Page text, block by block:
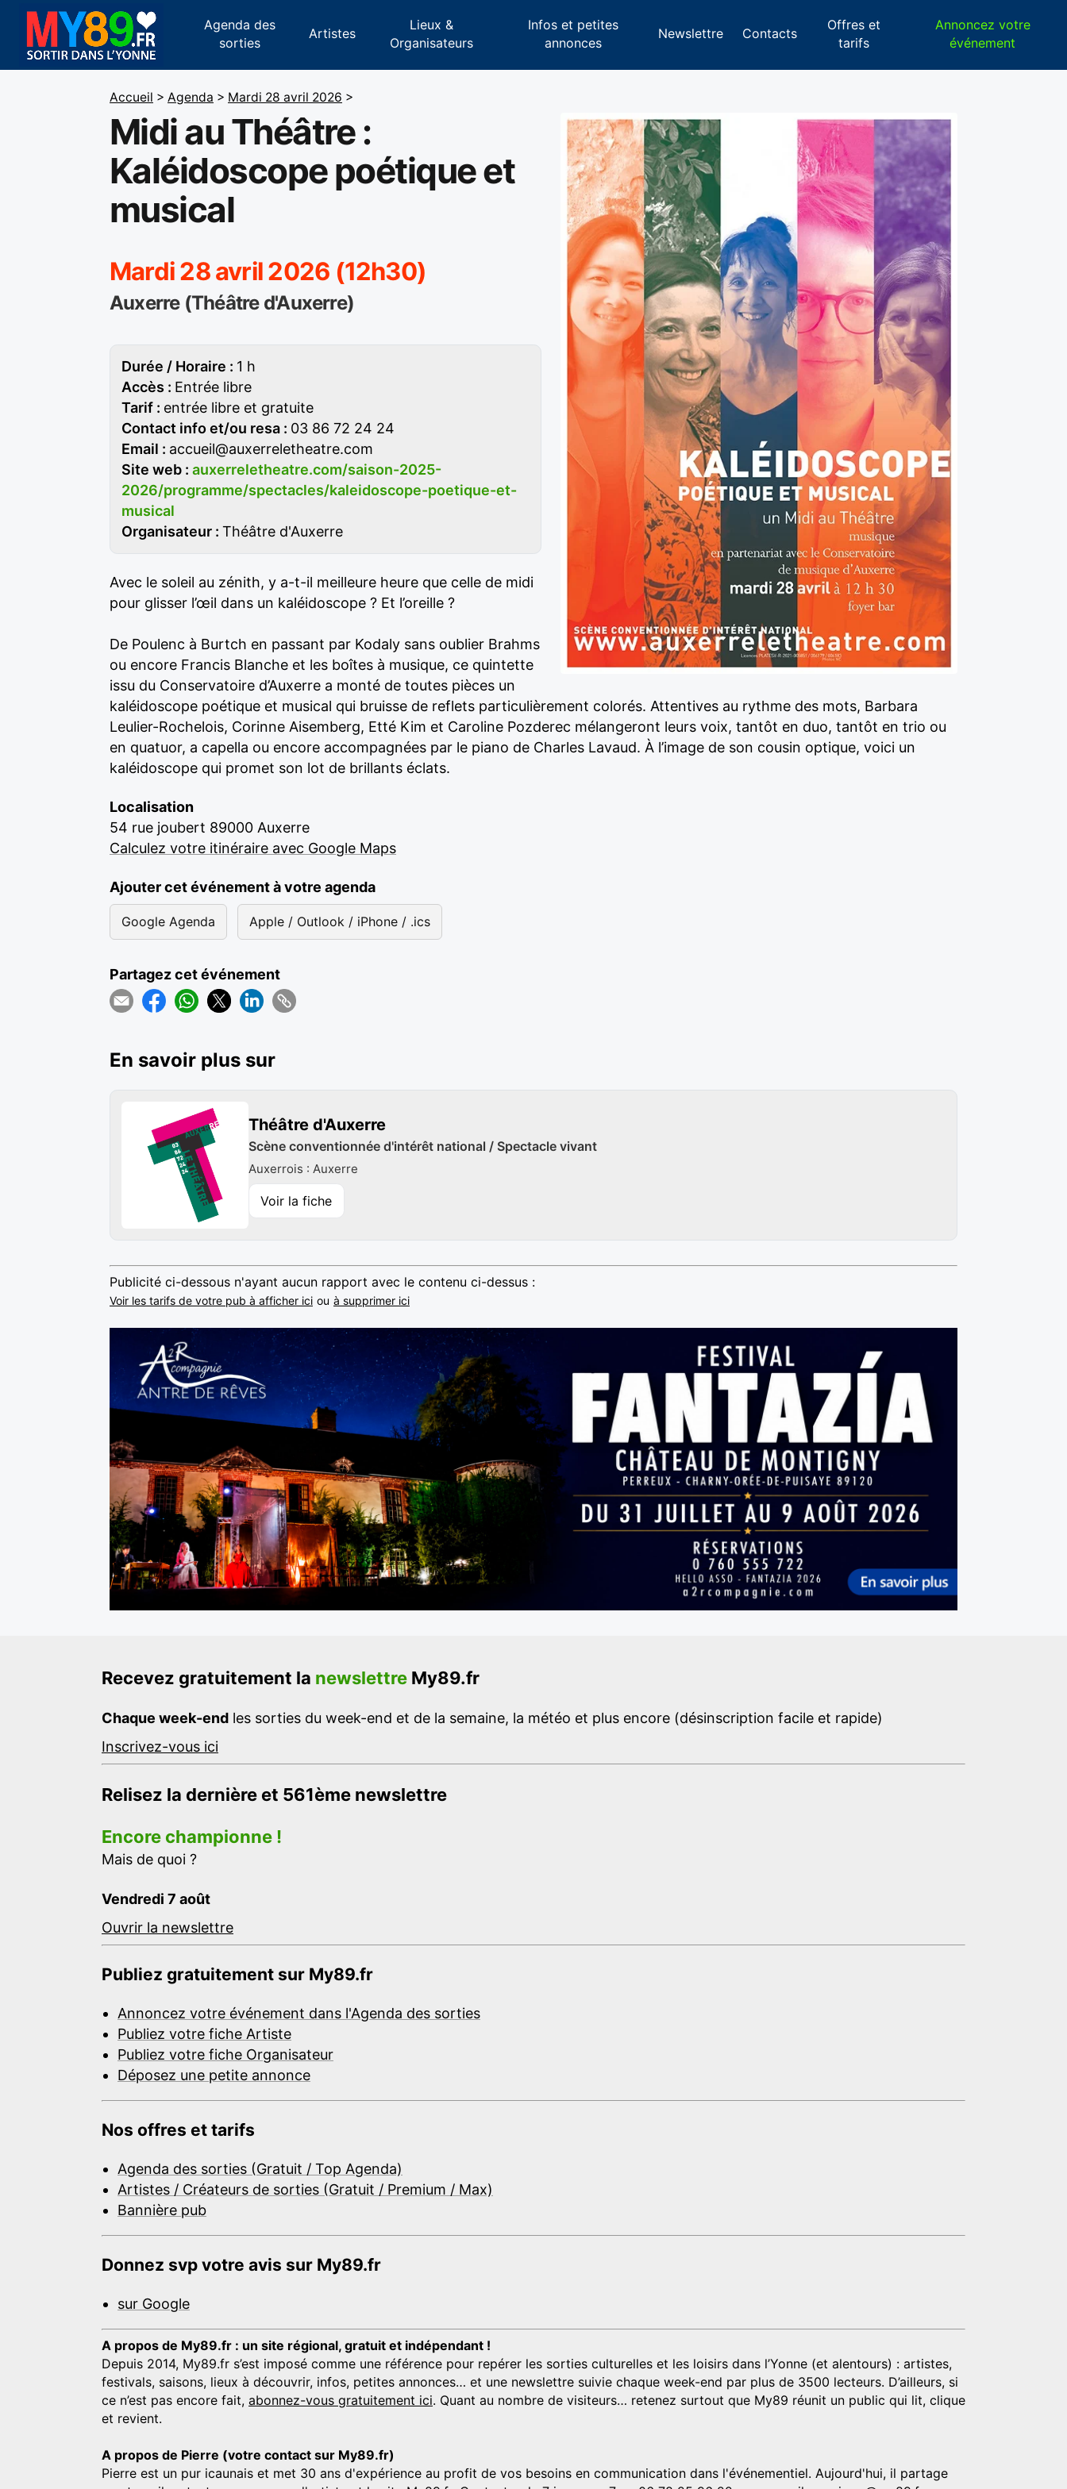
Agenda des
sorties
Artistes
Lieux &
Organisateurs
Infos et petites
annonces
Newslettre Contacts
Offres et
tarifs
Annoncez votre
événement
Accueil > Agenda > Mardi 28 avril 2026 >
Midi au Théâtre :
Kaléidoscope poétique et
musical
Mardi 28 avril 2026 (12h30)
Auxerre (Théâtre d'Auxerre)
Durée / Horaire : 1 h
Accès : Entrée libre
Tarif : entrée libre et gratuite
Contact info et/ou resa : 03 86 72 24 24
Email : accueil@auxerreletheatre.com
Site web : auxerreletheatre.com/saison-2025-
2026/programme/spectacles/kaleidoscope-poetique-et-
musical
Organisateur : Théâtre d'Auxerre
Avec le soleil au zénith, y a-t-il meilleure heure que celle de midi
pour glisser l’œil dans un kaléidoscope ? Et l’oreille ?
De Poulenc à Burtch en passant par Kodaly sans oublier Brahms
ou encore Francis Blanche et les boîtes à musique, ce quintette
issu du Conservatoire d’Auxerre a monté de toutes pièces un
kaléidoscope poétique et musical qui bruisse de reflets particulièrement colorés. Attentives au rythme des mots, Barbara
Leulier-Rochelois, Corinne Aisemberg, Etté Kim et Caroline Pozderec mélangeront leurs voix, tantôt en duo, tantôt en trio ou
en quatuor, a capella ou encore accompagnées par le piano de Charles Lavaud. À l’image de son cousin optique, voici un
kaléidoscope qui promet son lot de brillants éclats.
Localisation
54 rue joubert 89000 Auxerre
Calculez votre itinéraire avec Google Maps
Ajouter cet événement à votre agenda
Google Agenda Apple / Outlook / iPhone / .ics
Partagez cet événement
En savoir plus sur
Théâtre d'Auxerre
Scène conventionnée d'intérêt national / Spectacle vivant
Auxerrois : Auxerre
Voir la fiche
Publicité ci-dessous n'ayant aucun rapport avec le contenu ci-dessus :
Voir les tarifs de votre pub à afficher ici ou à supprimer ici
Recevez gratuitement la newslettre My89.fr
Chaque week-end les sorties du week-end et de la semaine, la météo et plus encore (désinscription facile et rapide)
Inscrivez-vous ici
Relisez la dernière et 561ème newslettre
Encore championne !
Mais de quoi ?
Vendredi 7 août
Ouvrir la newslettre
Publiez gratuitement sur My89.fr
Annoncez votre événement dans l'Agenda des sorties
Publiez votre fiche Artiste
Publiez votre fiche Organisateur
Déposez une petite annonce
Nos offres et tarifs
Agenda des sorties (Gratuit / Top Agenda)
Artistes / Créateurs de sorties (Gratuit / Premium / Max)
Bannière pub
Donnez svp votre avis sur My89.fr
sur Google
A propos de My89.fr : un site régional, gratuit et indépendant !
Depuis 2014, My89.fr s’est imposé comme une référence pour repérer les sorties culturelles et les loisirs dans l’Yonne (et alentours) : artistes,
festivals, saisons, lieux à découvrir, infos, petites annonces… et une newslettre suivie chaque week-end par plus de 3500 lecteurs. D’ailleurs, si
ce n’est pas encore fait, abonnez-vous gratuitement ici. Quant au nombre de visiteurs… retenez surtout que My89 réunit un public qui lit, clique
et revient.
A propos de Pierre (votre contact sur My89.fr)
Pierre est un pur icaunais et met 30 ans d'expérience au profit de vos besoins en communication dans l'événementiel. Aujourd'hui, il partage